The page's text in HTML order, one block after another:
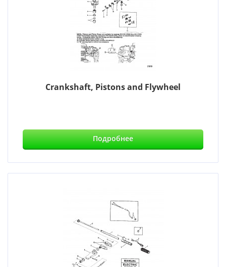
Crankshaft, Pistons and Flywheel
Подробнее